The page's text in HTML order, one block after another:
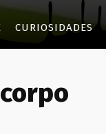
CURIOSIDADES